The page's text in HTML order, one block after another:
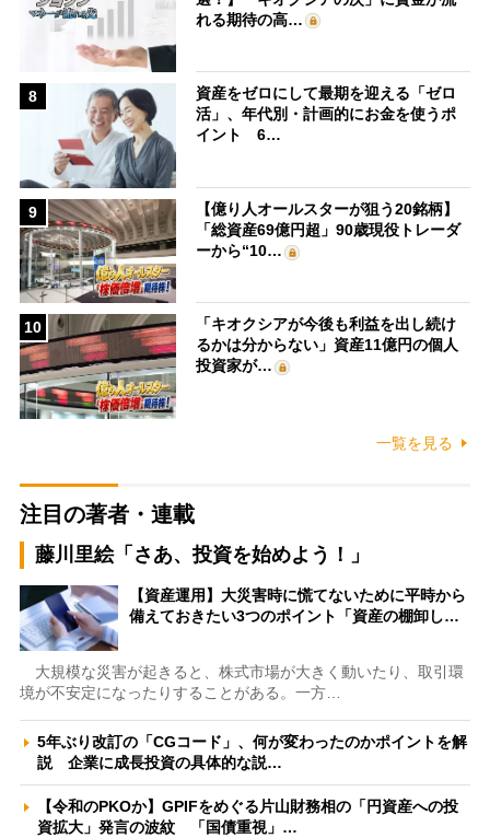
れる期待の高…
8
資産をゼロにして最期を迎える「ゼロ
活」、年代別・計画的にお金を使うポ
イント 6…
9
【億り人オールスターが狙う20銘柄】
「総資産69億円超」90歳現役トレーダ
ーから“10…
10
「キオクシアが今後も利益を出し続け
るかは分からない」資産11億円の個人
投資家が…
一覧を見る
注目の著者・連載
藤川里絵「さあ、投資を始めよう！」
【資産運用】大災害時に慌てないために平時から
備えておきたい3つのポイント「資産の棚卸し…
大規模な災害が起きると、株式市場が大きく動いたり、取引環
境が不安定になったりすることがある。一方…
5年ぶり改訂の「CGコード」、何が変わったのかポイントを解
説 企業に成長投資の具体的な説…
【令和のPKOか】GPIFをめぐる片山財務相の「円資産への投
資拡大」発言の波紋 「国債重視」…